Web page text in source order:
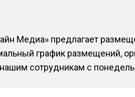
Медиа» предлагает
график размещений,
сотрудникам с